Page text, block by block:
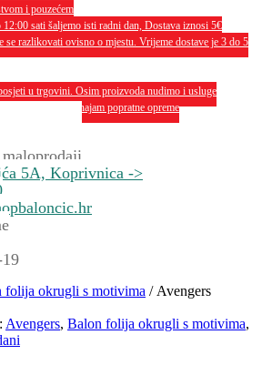
i pouzećem
12:00 sati šaljemo isti radni dan, Dostava iznosi 5€
se razlikovati ovisno o mjestu. Vrijeme dostave je 3 do 5
u trgovini. Osim proizvoda nudimo i usluge
i eksterija te najam popratne opreme
5A, Koprivnica ->
folija okrugli s motivima / Avengers
Avengers, Balon folija okrugli s motivima,